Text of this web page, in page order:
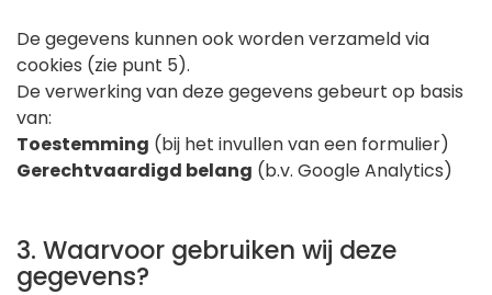
De gegevens kunnen ook worden verzameld via
cookies (zie punt 5).
De verwerking van deze gegevens gebeurt op basis
van:
Toestemming (bij het invullen van een formulier)
Gerechtvaardigd belang (b.v. Google Analytics)
3. Waarvoor gebruiken wij deze
gegevens?